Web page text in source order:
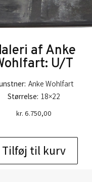
af Anke
U/T
Anke Wohlfart
Størrelse: 18×22
kr. 6.750,00
Tilføj til kurv